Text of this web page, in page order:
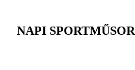
NAPI SPORTMŰSOR